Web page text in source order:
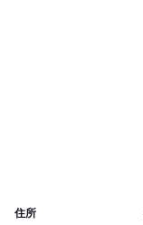
住所